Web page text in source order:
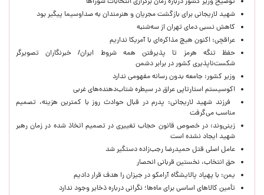
شهید لاریجانی برای بازگشت مجریان و هنرمندان به صداوسیما پیگیر بود
کاهش نسبی دمای تهران از سه‌شنبه
عراقچی: اکنون هیچ مذاکره‌ای با آمریکا نداریم
حفظ تنگه هرمز تا پذیرفتن همه شروط ایران/ خبرنگاران تصویرگر
شکست‌ناپذیری کشور در برابر دشمن
وزیر کشور: جامعه بدون رسانه مفهومی ندارد
اکوسیستم استارتاپی عراق در سیطره شتاب‌دهنده‌‌های غربی
فرزند شهید لاریجانی: پدرم در قبال حوادث روز با کمترین هزینه، تصمیم
مناسب می‌گرفت
زینی‌وند: در خصوص قانون حجاب تغییری در تصمیم اتخاذ شده در زمان رهبر
شهید ایجاد نشده است
عامل اصلی قتل حمیدرضا رجب‌زاده دستگیر شد
حق انتخاب، نخستین قربانی انحصار
یمن: با پهپاد پالایشگاه آرامکو در جیزان را هدف قرار دادیم
تأمین کالاهای اساسی برای ماه‌ها؛ نگرانی درباره ذخایر وجود ندارد